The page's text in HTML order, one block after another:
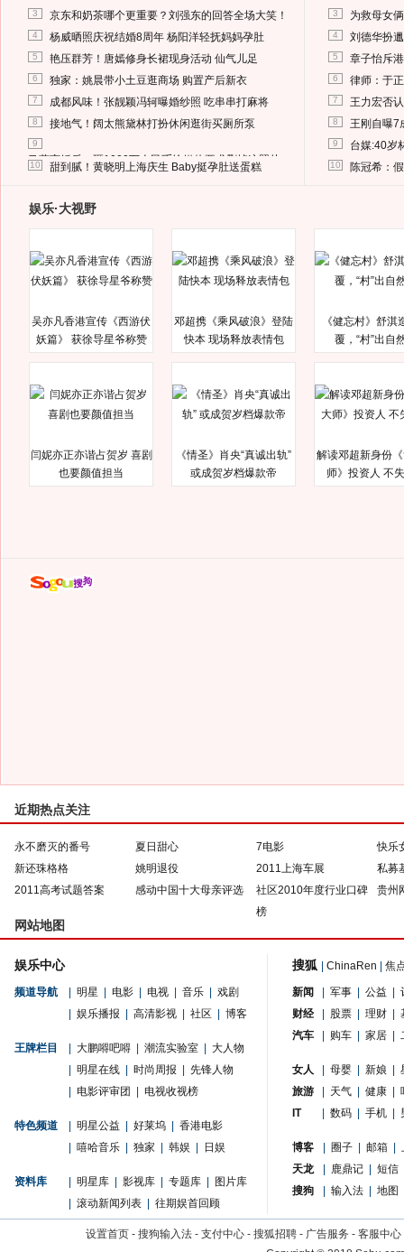
3 京东和奶茶哪个更重要？刘强东的回答全场大笑！
4 杨威晒照庆祝结婚8周年 杨阳洋轻抚妈妈孕肚
5 艳压群芳！唐嫣修身长裙现身活动 仙气儿足
6 独家：姚晨带小土豆逛商场 购置产后新衣
7 成都风味！张靓颖冯轲曝婚纱照 吃串串打麻将
8 接地气！阔太熊黛林打扮休闲逛街买厕所泵
9
马蓉离婚后，砸1000万人民币给媒体要求删掉这照片
10 甜到腻！黄晓明上海庆生 Baby挺孕肚送蛋糕
3 为救母女
4 刘德华扮
5 章子怡斥
6 律师：于
7 王力宏否
8 王刚自曝7
9 台媒:40岁
10 陈冠希：
娱乐·大视野
吴亦凡香港宣传《西游伏
妖篇》 获徐导星爷称赞
邓超携《乘风破浪》登陆
快本 现场释放表情包
《健忘村》舒淇
覆，“村”出自
闫妮亦正亦谐占贺岁 喜剧
也要颜值担当
《情圣》肖央“真诚出轨”
或成贺岁档爆款帝
解读邓超新身份
师》投资人 不
近期热点关注
永不磨灭的番号 夏日甜心 7电影
快乐
新还珠格格
姚明退役 2011上海车展
私募
2011高考试题答案
感动中国十大母亲评选
社区2010年度行业口碑
榜
贵州
网站地图
娱乐中心
频道导航 明星 电影 电视 音乐
戏剧
娱乐播报 高清影视 社区 博客
王牌栏目 大鹏嘚吧嘚 潮流实验室
大人物
明星在线 时尚周报
先锋人物
电影评审团 电视收视榜
特色频道 明星公益 好莱坞
香港电影
嘻哈音乐 独家 韩娱 日娱
资料库 明星库 影视库 专题库
图片库
滚动新闻列表 往期娱首回顾
搜狐 ChinaRen 焦
新闻 军事 公益
财经
股票 理财
汽车
购车 家居
女人 母婴 新娘
旅游
天气 健康
IT
数码 手机
博客 圈子 邮箱
天龙
鹿鼎记
短信
搜狗
输入法 地图
设置首页 - 搜狗输入法 - 支付中心 - 搜狐招聘 - 广告服务 - 客服中心